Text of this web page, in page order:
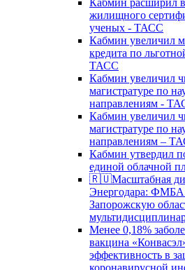
Кабмин расширил
жилищного
ученых - ТАСС
Кабмин увеличил
кредита по
ТАСС
Кабмин увеличил
магистратуре по
направлениям -
Кабмин увеличил
магистратуре по
направлениям –
Кабмин утвердил
единой облачной
🇷🇺Масштабная
Энергодара: ФМБА
Запорожскую
Менее 0,18%
вакцина
эффективность в
коронавирусной